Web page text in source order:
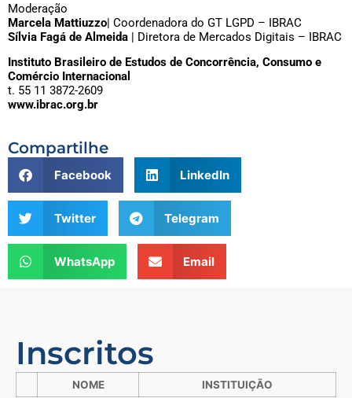
Moderação
Marcela Mattiuzzo| Coordenadora do GT LGPD – IBRAC
Sílvia Fagá de Almeida | Diretora de Mercados Digitais – IBRAC
Instituto Brasileiro de Estudos de Concorrência, Consumo e
Comércio Internacional
t. 55 11 3872-2609
www.ibrac.org.br
Compartilhe
Facebook LinkedIn
Twitter Telegram
WhatsApp Email
Inscritos
NOME INSTITUIÇÃO